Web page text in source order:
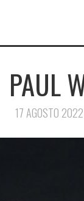
PAUL
17 AGOSTO 2022